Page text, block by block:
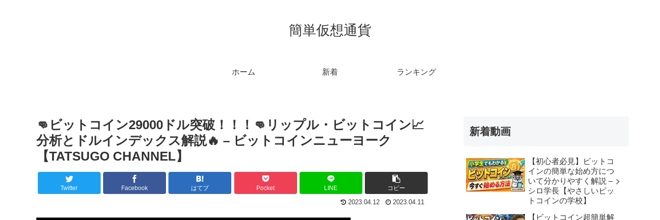
簡単仮想通貨
ホーム 新着 ランキング
👊ビットコイン29000ドル突破！！！👊リップル・ビットコイン📈
分析とドルインデックス解説🔥 – ビットコインニューヨーク
【TATSUGO CHANNEL】
Twitter Facebook はてブ Pocket LINE コピー
2023.04.12 2023.04.11
新着動画
【初心者必見】ビットコ
インの簡単な始め方につ
いて分かりやすく解説 –
シロ学長【やさしいビッ
トコインの学校】
【ビットコイン超簡単解